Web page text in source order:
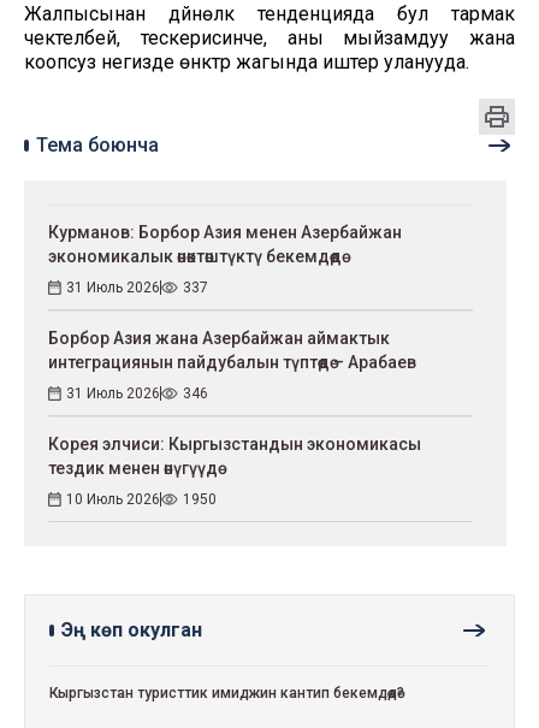
Жалпысынан дүйнөлүк тенденцияда бул тармак
чектелбей, тескерисинче, аны мыйзамдуу жана
коопсуз негизде өнүктүрүү жагында иштер уланууда.
Тема боюнча
Курманов: Борбор Азия менен Азербайжан
экономикалык өнөктөштүктү бекемдөөдө
31 Июль 2026 337
Борбор Азия жана Азербайжан аймактык
интеграциянын пайдубалын түптөөдө – Арабаев
31 Июль 2026 346
Корея элчиси: Кыргызстандын экономикасы
тездик менен өнүгүүдө
10 Июль 2026 1950
Эң көп окулган
Кыргызстан туристтик имиджин кантип бекемдөөдө?